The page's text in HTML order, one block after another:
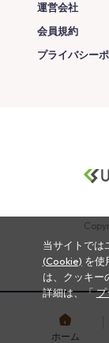
ホーム
運営会社
会員規約
プライバシー
当サイトでは
(Cookie) を使
は、クッキー
詳細は、「プ